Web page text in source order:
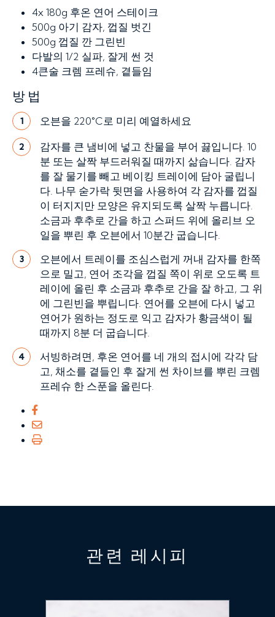
4x 180g 후온 연어 스테이크
500g 아기 감자, 껍질 벗긴
500g 껍질 깐 그린빈
다발의 1/2 실파, 잘게 썬 것
4큰술 크렘 프레슈, 곁들임
방법
1 오븐을 220°C로 미리 예열하세요
2
감자를 큰 냄비에 넣고 찬물을 부어 끓입니다. 10
분 또는 살짝 부드러워질 때까지 삶습니다. 감자
를 잘 물기를 빼고 베이킹 트레이에 담아 굴립니
다. 나무 숟가락 뒷면을 사용하여 각 감자를 껍질
이 터지지만 모양은 유지되도록 살짝 누릅니다.
소금과 후추로 간을 하고 스퍼드 위에 올리브 오
일을 뿌린 후 오븐에서 10분간 굽습니다.
3
오븐에서 트레이를 조심스럽게 꺼내 감자를 한쪽
으로 밀고, 연어 조각을 껍질 쪽이 위로 오도록 트
레이에 올린 후 소금과 후추로 간을 잘 하고, 그 위
에 그린빈을 뿌립니다. 연어를 오븐에 다시 넣고
연어가 원하는 정도로 익고 감자가 황금색이 될
때까지 8분 더 굽습니다.
4
서빙하려면, 후온 연어를 네 개의 접시에 각각 담
고, 채소를 곁들인 후 잘게 썬 차이브를 뿌린 크렘
프레슈 한 스푼을 올린다.
관련 레시피